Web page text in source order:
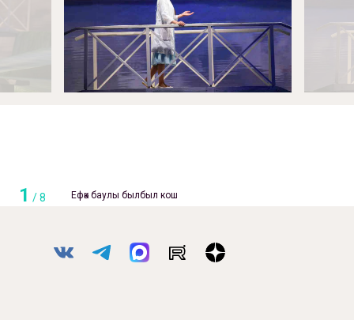
1 /8 Ефәк баулы былбыл кош